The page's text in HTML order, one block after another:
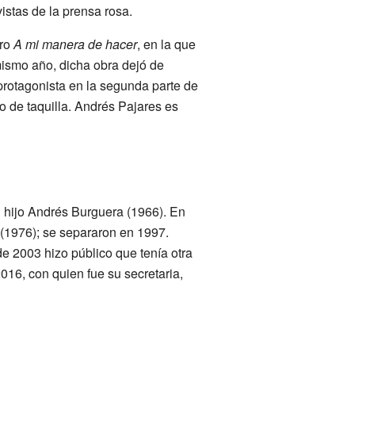
de la prensa rosa.
A mi manera de hacer, en la que
año, dicha obra dejó de
en la segunda parte de
de taquilla. Andrés Pajares es
Andrés Burguera (1966). En
se separaron en 1997.
2003 hizo público que tenía otra
con quien fue su secretaria,